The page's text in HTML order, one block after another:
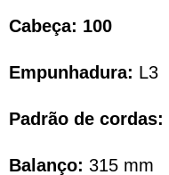
Cabeça: 100
Empunhadura: L3
Padrão de cordas:
Balanço: 315 mm